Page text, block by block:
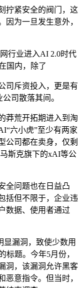
紧安全的阀门，这
因为一旦发生意外，
行业进入AI 2.0时代
国内，除了
斥资投入，更是有
司散落其间。
荒开拓期进入到淘
六小虎”至少有两家
公司都在卖身，仅剩
斯克旗下的xAI等公
问题也在日益凸
括但不限于，企业违
数据、使用者通过
漏洞，致使少数用
标题。今年5月份，
洞，该漏洞允许黑客
恶意指令。但当时，